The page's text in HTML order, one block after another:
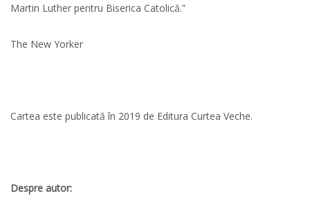
Martin Luther pentru Biserica Catolică.”
The New Yorker
Cartea este publicată în 2019 de Editura Curtea Veche.
Despre autor: